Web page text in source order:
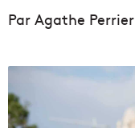
Par Agathe Perrier
e
s